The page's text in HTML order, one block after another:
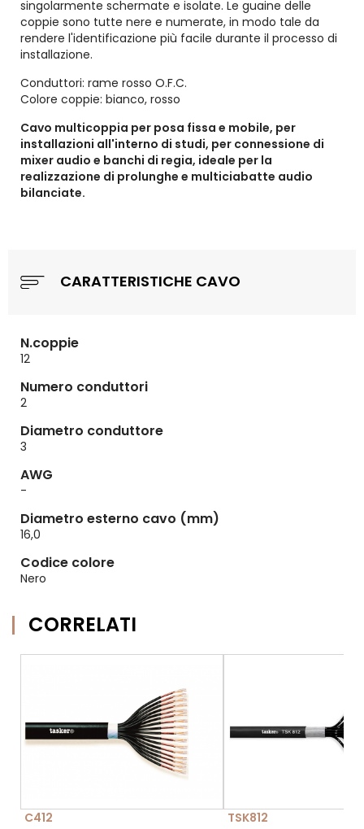
singolarmente schermate e isolate. Le guaine delle
coppie sono tutte nere e numerate, in modo tale da
rendere l'identificazione più facile durante il processo di
installazione.
Conduttori: rame rosso O.F.C.
Colore coppie: bianco, rosso
Cavo multicoppia per posa fissa e mobile, per
installazioni all'interno di studi, per connessione di
mixer audio e banchi di regia, ideale per la
realizzazione di prolunghe e multiciabatte audio
bilanciate.
CARATTERISTICHE CAVO
N.coppie
12
Numero conduttori
2
Diametro conduttore
3
AWG
-
Diametro esterno cavo (mm)
16,0
Codice colore
Nero
CORRELATI
C412
TSK812